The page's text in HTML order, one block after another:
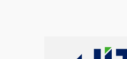
Hoeksche